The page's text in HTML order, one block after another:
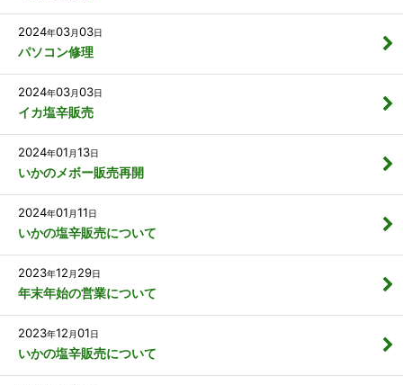
2024年03月03日
パソコン修理
2024年03月03日
イカ塩辛販売
2024年01 月13日
いかのメボー販売再開
2024年01 月11日
いかの塩辛販売について
2023年12 月 29日
年末年始の営業について
2023年12 月01日
いかの塩辛販売について